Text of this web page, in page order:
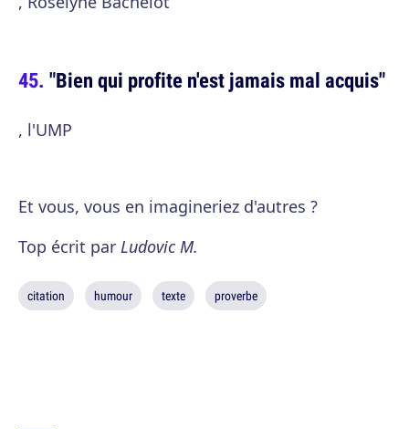
"Bien qui profite n'est jamais mal acquis"
, l'UMP
Et vous, vous en imagineriez d'autres ?
Top écrit par Ludovic M.
citation humour texte proverbe